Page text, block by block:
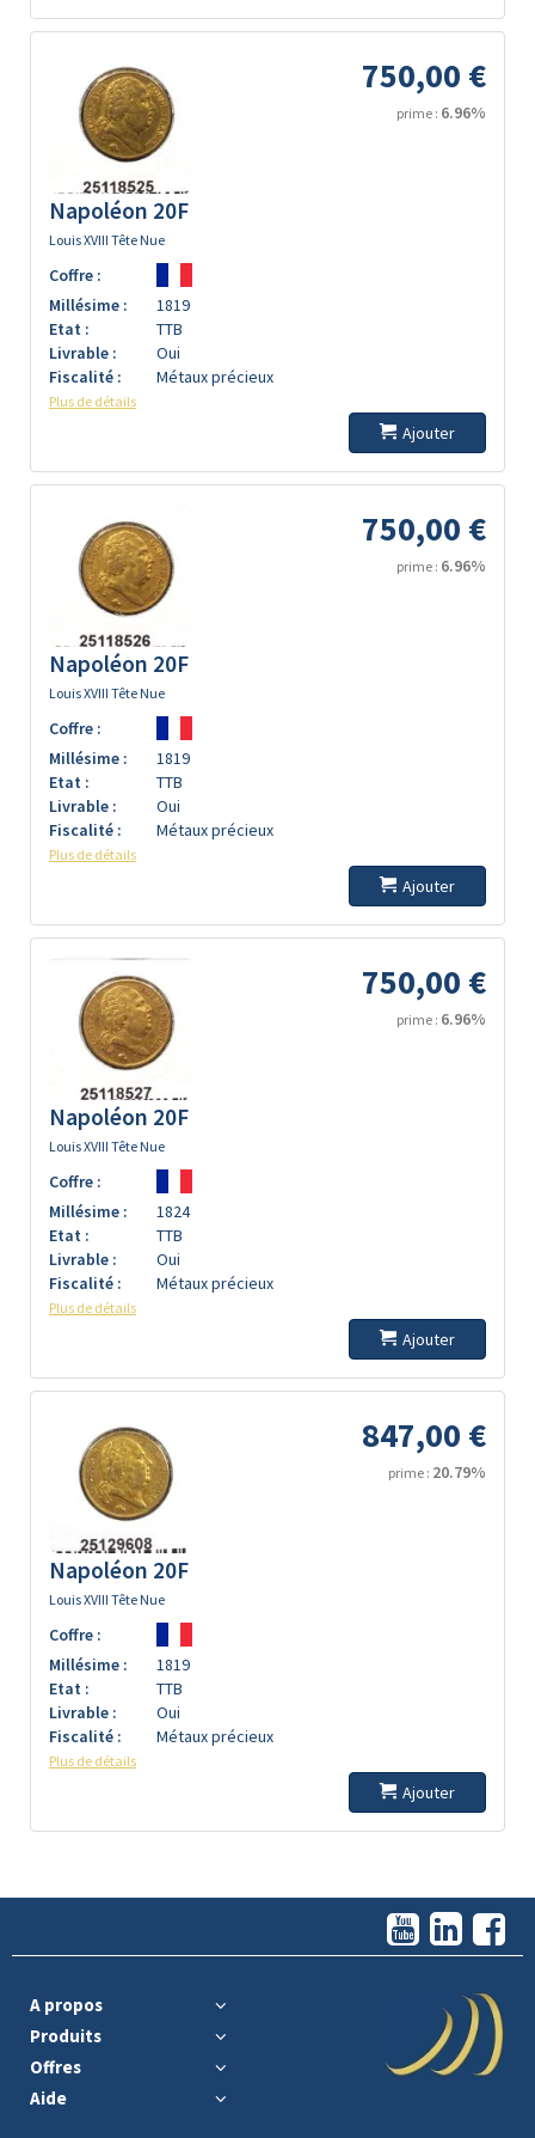
750,00 €
prime : 6.96%
Napoléon 20F
Louis XVIII Tête Nue
Coffre :
Millésime :
1819
Etat :
TTB
Livrable :
Oui
Fiscalité :
Métaux précieux
Plus de détails
Ajouter
750,00 €
prime : 6.96%
Napoléon 20F
Louis XVIII Tête Nue
Coffre :
Millésime :
1819
Etat :
TTB
Livrable :
Oui
Fiscalité :
Métaux précieux
Plus de détails
Ajouter
750,00 €
prime : 6.96%
Napoléon 20F
Louis XVIII Tête Nue
Coffre :
Millésime :
1824
Etat :
TTB
Livrable :
Oui
Fiscalité :
Métaux précieux
Plus de détails
Ajouter
847,00 €
prime : 20.79%
Napoléon 20F
Louis XVIII Tête Nue
Coffre :
Millésime :
1819
Etat :
TTB
Livrable :
Oui
Fiscalité :
Métaux précieux
Plus de détails
Ajouter
A propos
Produits
Offres
Aide